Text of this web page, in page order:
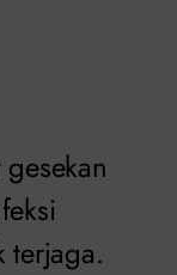
terjaga.